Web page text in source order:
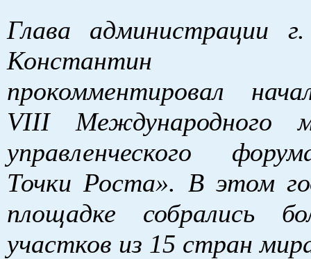
Глава администрации г.
Константин
прокомментировал
VIIIМеждународного
управленческого
Точки Роста». В этом
площадке собрались
участков из 15 стран